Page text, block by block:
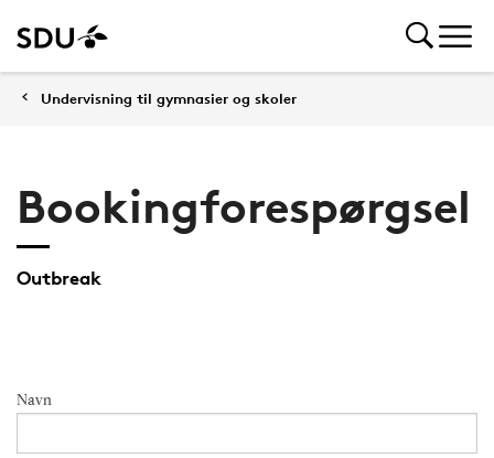
Undervisning til gymnasier og skoler
Bookingforespørgsel
Outbreak
Navn